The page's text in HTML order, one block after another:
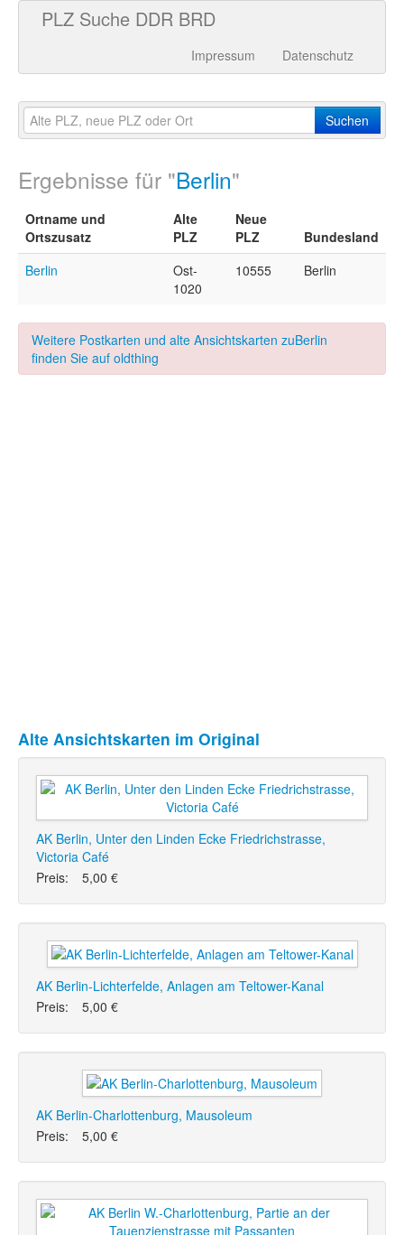
PLZ Suche DDR BRD
Impressum Datenschutz
Suchen
Ergebnisse für "Berlin"
Ortname und
Ortszusatz
Alte
PLZ
Neue
PLZ
Bundesland
Berlin
Ost-
1020
10555 Berlin
Weitere Postkarten und alte Ansichtskarten zuBerlin
finden Sie auf oldthing
Alte Ansichtskarten im Original
AK Berlin, Unter den Linden Ecke Friedrichstrasse,
Victoria Café
Preis:
5,00 €
AK Berlin-Lichterfelde, Anlagen am Teltower-Kanal
Preis:
5,00 €
AK Berlin-Charlottenburg, Mausoleum
Preis:
5,00 €